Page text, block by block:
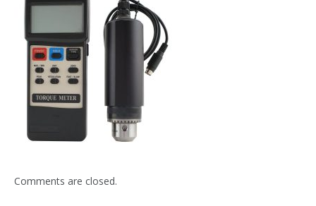
Comments are closed.